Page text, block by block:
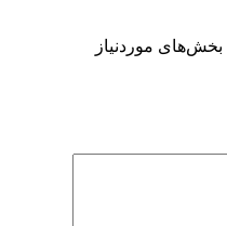
بخش‌های موردنیاز